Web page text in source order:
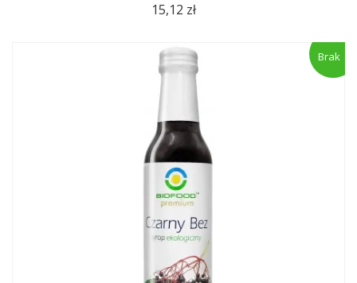
15,12 zł
Brak